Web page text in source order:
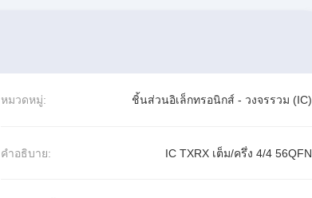
หมวดหมู่: ชิ้นส่วนอิเล็กทรอนิกส์ - วงจรรวม (IC)
คำอธิบาย: IC TXRX เต็ม/ครึ่ง 4/4 56QFN